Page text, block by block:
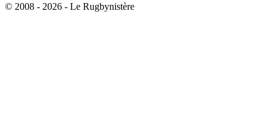
© 2008 - 2026 - Le Rugbynistère